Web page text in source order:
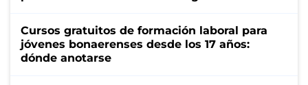
Cursos gratuitos de formación laboral para
jóvenes bonaerenses desde los 17 años:
dónde anotarse